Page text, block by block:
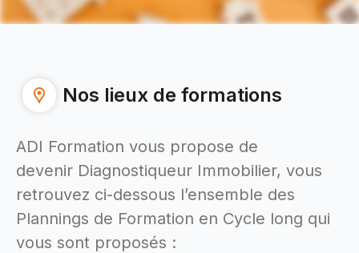
Nos lieux de formations
ADI Formation vous propose de
devenir Diagnostiqueur Immobilier, vous
retrouvez ci-dessous l’ensemble des
Plannings de Formation en Cycle long qui
vous sont proposés :